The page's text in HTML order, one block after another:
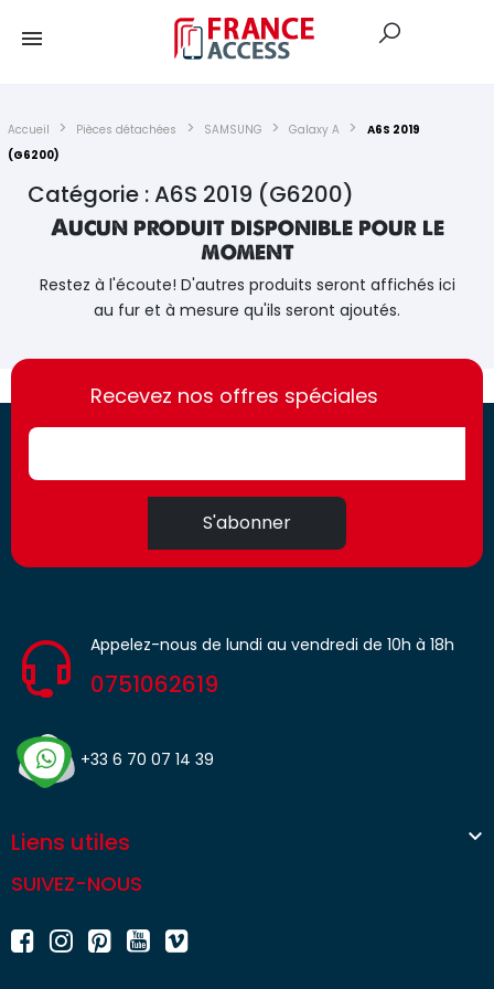
Accueil Pièces détachées SAMSUNG Galaxy A
A6S 2019
(G6200)
Catégorie : A6S 2019 (G6200)
Aucun produit disponible pour le
moment
Restez à l'écoute! D'autres produits seront affichés ici
au fur et à mesure qu'ils seront ajoutés.
https://france-
access.fr
https://france-
access.fr
Recevez nos offres spéciales
S'abonner
Appelez-nous de lundi au vendredi de 10h à 18h
0751062619
+33 6 70 07 14 39
Liens utiles 
SUIVEZ-NOUS